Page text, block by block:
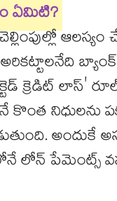
ఏమిటి?
ఆలస్యం
బ్యాంక్
క్రెడిట్ లాస్'
కొంత నిధులను
లోన్ పేమెంట్స్